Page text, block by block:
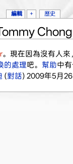
Chong
。現在因為沒有人
的處理吧。 幫助中
(對話) 2009年5月
編輯 + 歷史